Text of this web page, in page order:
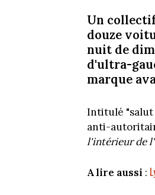
Un
douze
nuit de
d'ultra-
marque
Intitulé "salut
anti-
l'intérieur de
A lire aussi :